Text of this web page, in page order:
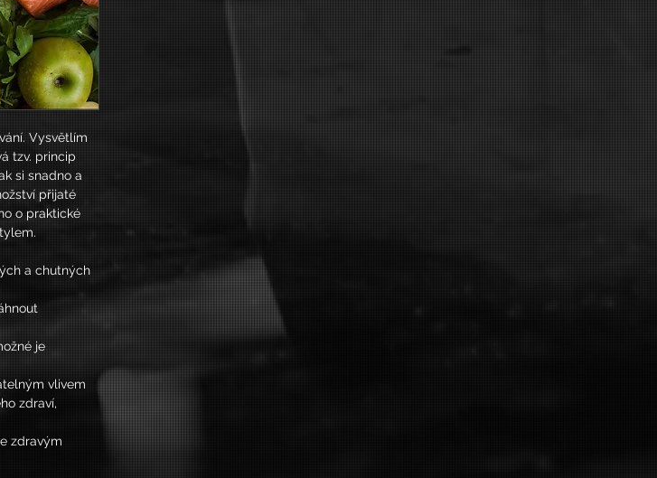
Vysvětlím
tzv. princip
si snadno a
přijaté
o praktické
a chutných
je
vlivem
zdraví,
zdravým